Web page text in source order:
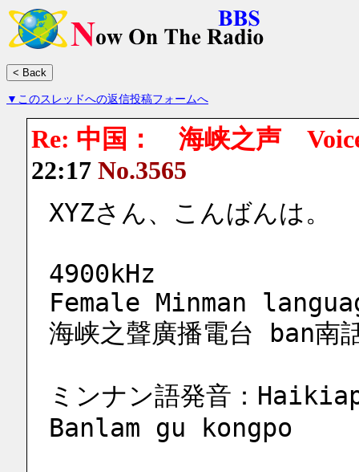
▼このスレッドへの返信投稿フォームへ
Re: 中国： 海峡之声
22:17 No.3565
XYZさん、こんばんは。
4900kHz
Female Minman
海峡之聲廣播電台 ban南
ミンナン語発音：
Banlam gu kongpo